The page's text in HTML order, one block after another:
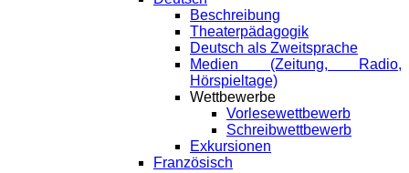
Beschreibung
Theaterpädagogik
Deutsch als Zweitsprache
Medien (Zeitung, Radio,
Hörspieltage)
Wettbewerbe
Vorlesewettbewerb
Schreibwettbewerb
Exkursionen
Französisch